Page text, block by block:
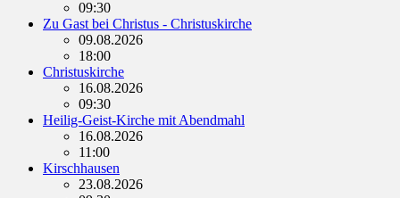
09:30
Zu Gast bei Christus - Christuskirche
09.08.2026
18:00
Christuskirche
16.08.2026
09:30
Heilig-Geist-Kirche mit Abendmahl
16.08.2026
11:00
Kirschhausen
23.08.2026